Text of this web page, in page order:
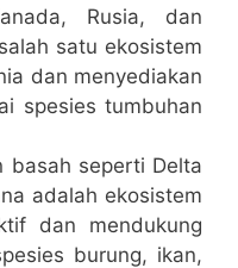
Rusia, dan
satu ekosistem
dan menyediakan
spesies tumbuhan
basah seperti Delta
adalah ekosistem
dan mendukung
burung, ikan,